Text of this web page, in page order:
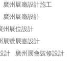
廣州展廳設計施工
廣州展廳設計
州展位設計
展覽展臺設計
計
廣州展會裝修設計